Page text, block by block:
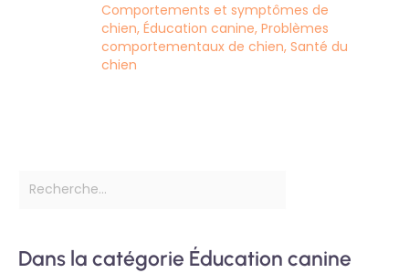
Comportements et symptômes de
chien, Éducation canine, Problèmes
comportementaux de chien, Santé du
chien
Dans la catégorie Éducation canine